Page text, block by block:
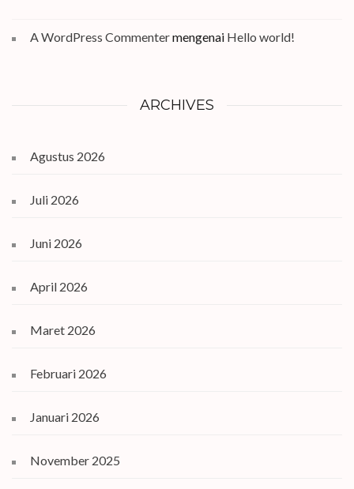
A WordPress Commentermengenai Hello world!
ARCHIVES
Agustus 2026
Juli 2026
Juni 2026
April 2026
Maret 2026
Februari 2026
Januari 2026
November 2025